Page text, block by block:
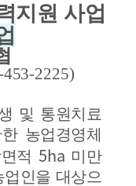
지원 사업
2225)
및 통원치료
농업경영체
적 5ha 미만
인을 대상으